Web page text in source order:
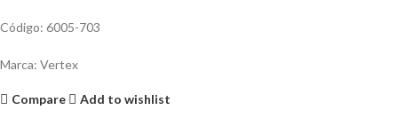
Código: 6005-703
Marca: Vertex
Compare Add to wishlist